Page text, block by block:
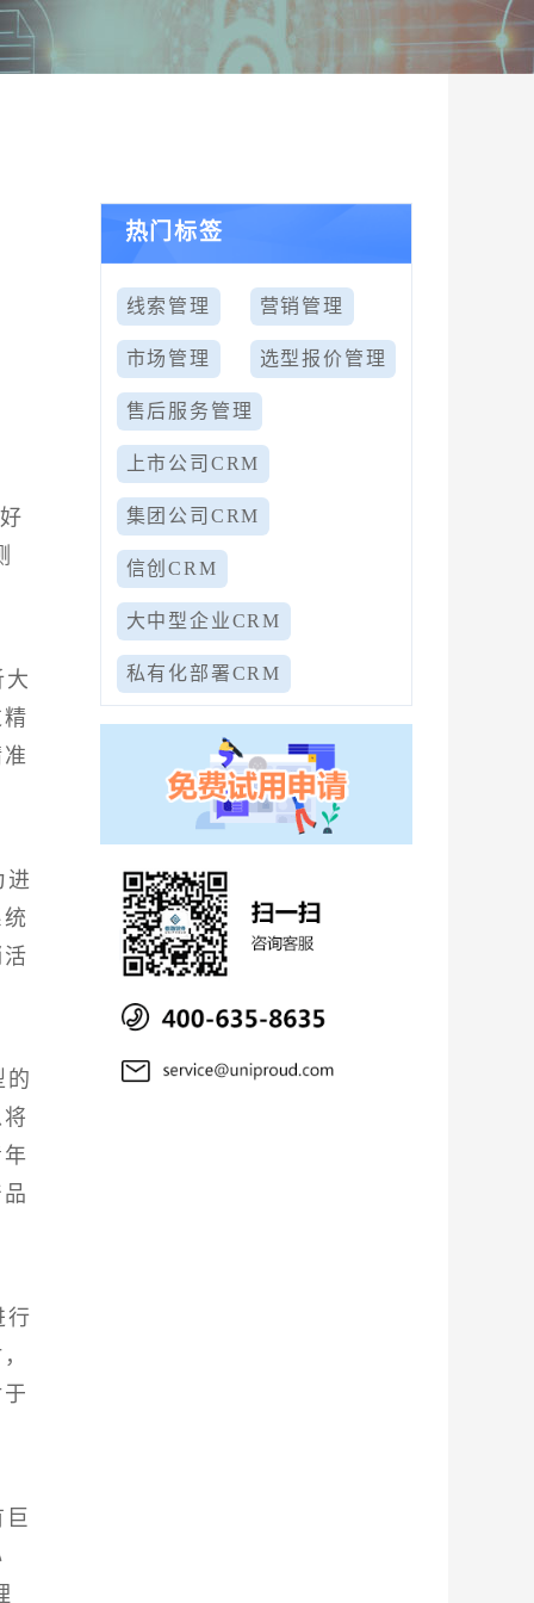
大
进
的
行
热门标签
线索管理 营销管理
市场管理 选型报价管理
售后服务管理
上市公司CRM
集团公司CRM
信创CRM
大中型企业CRM
私有化部署CRM